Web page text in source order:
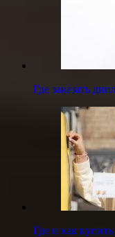
Где заказать
Где и как